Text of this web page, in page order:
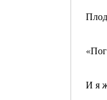
И я